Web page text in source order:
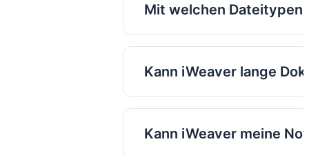
Mit welchen Dateitypen
iWeaver unterstützt PDFs,
Wissensquellen.
Kann iWeaver lange
Ja. iWeaver kann aus
Aktionspunkte und
Kann iWeaver meine